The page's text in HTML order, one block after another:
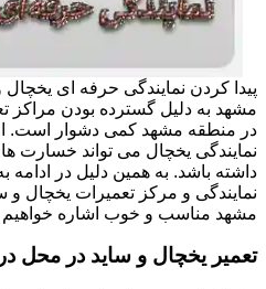
پیدا کردن نمایندگی حرفه ای
مشهد به دلیل گسترده بودن
در منطقه مشهد کمی دشوار است.
نمایندگی یخچال می تواند خسارت
داشته باشد. به همین دلیل در ادامه
نمایندگی و مرکز تعمیرات یخچال
مشهد مناسب و خوب اشاره
تعمیر یخچال و ساید در محل